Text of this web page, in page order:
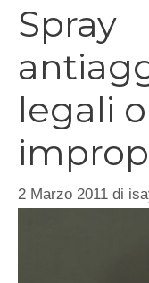
Spray
legali
2 Marzo 2011 di